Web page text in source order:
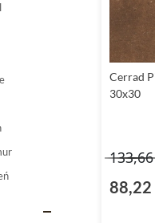
Cerrad
30x30
88,22